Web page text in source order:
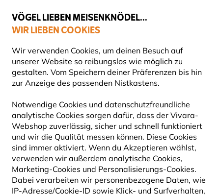
VÖGEL LIEBEN MEISENKNÖDEL...
WIR LIEBEN COOKIES
Wir verwenden Cookies, um deinen Besuch auf
unserer Website so reibungslos wie möglich zu
gestalten. Vom Speichern deiner Präferenzen bis hin
zur Anzeige des passenden Nistkastens.
Notwendige Cookies und datenschutzfreundliche
analytische Cookies sorgen dafür, dass der Vivara-
Webshop zuverlässig, sicher und schnell funktioniert
und wir die Qualität messen können. Diese Cookies
sind immer aktiviert. Wenn du Akzeptieren wählst,
verwenden wir außerdem analytische Cookies,
Marketing-Cookies und Personalisierungs-Cookies.
Dabei verarbeiten wir personenbezogene Daten, wie
IP-Adresse/Cookie-ID sowie Klick- und Surfverhalten,
Gratis Versand ab 49 €
Blog Tierarten Insekten Gehörnte Mauerbiene
GEHÖRNTE MAUERBIENE
30 September 2024 INSEKTEN TIERARTEN